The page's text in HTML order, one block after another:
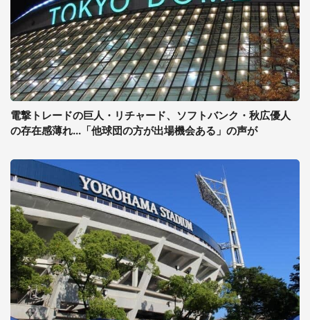
電撃トレードの巨人・リチャード、ソフトバンク・秋広優人
の存在感薄れ...「他球団の方が出場機会ある」の声が